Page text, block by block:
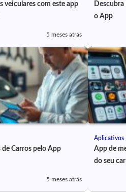
veiculares com este app
5 meses atrás
Descubra
o App
Carros pelo App
5 meses atrás
Aplicativos
App de
do seu